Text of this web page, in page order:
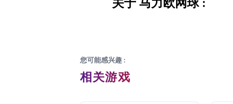
您可能感兴趣 :
相关游戏